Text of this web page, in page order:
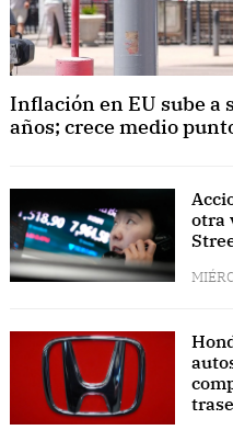
Inflación en EU sube a
años; crece medio
otra